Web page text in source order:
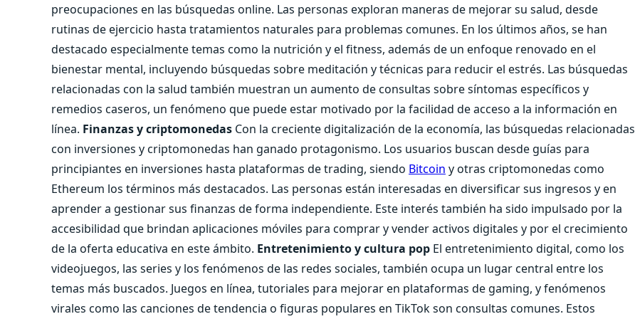
preocupaciones en las búsquedas online. Las personas exploran maneras de mejorar su salud, desde
rutinas de ejercicio hasta tratamientos naturales para problemas comunes. En los últimos años, se han
destacado especialmente temas como la nutrición y el fitness, además de un enfoque renovado en el
bienestar mental, incluyendo búsquedas sobre meditación y técnicas para reducir el estrés. Las búsquedas
relacionadas con la salud también muestran un aumento de consultas sobre síntomas específicos y
remedios caseros, un fenómeno que puede estar motivado por la facilidad de acceso a la información en
línea. Finanzas y criptomonedas Con la creciente digitalización de la economía, las búsquedas relacionadas
con inversiones y criptomonedas han ganado protagonismo. Los usuarios buscan desde guías para
principiantes en inversiones hasta plataformas de trading, siendo Bitcoin y otras criptomonedas como
Ethereum los términos más destacados. Las personas están interesadas en diversificar sus ingresos y en
aprender a gestionar sus finanzas de forma independiente. Este interés también ha sido impulsado por la
accesibilidad que brindan aplicaciones móviles para comprar y vender activos digitales y por el crecimiento
de la oferta educativa en este ámbito. Entretenimiento y cultura pop El entretenimiento digital, como los
videojuegos, las series y los fenómenos de las redes sociales, también ocupa un lugar central entre los
temas más buscados. Juegos en línea, tutoriales para mejorar en plataformas de gaming, y fenómenos
virales como las canciones de tendencia o figuras populares en TikTok son consultas comunes. Estos